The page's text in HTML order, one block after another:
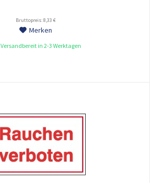
Bruttopreis: 8,33 €
Merken
Versandbereit in 2-3 Werktagen